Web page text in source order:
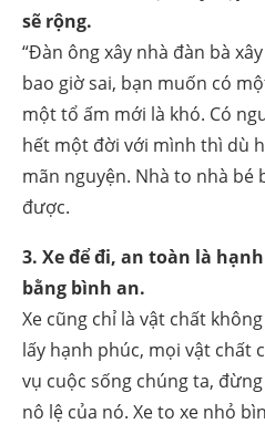
sẽ rộng.
“Đàn ông xây nhà đàn bà
bao giờ sai, bạn muốn có
một tổ ấm mới là khó. Có
hết một đời với mình thì dù
mãn nguyện. Nhà to nhà bé
được.
3. Xe để đi, an toàn là
bằng bình an.
Xe cũng chỉ là vật chất
lấy hạnh phúc, mọi vật chất
vụ cuộc sống chúng ta,
nô lệ của nó. Xe to xe nhỏ